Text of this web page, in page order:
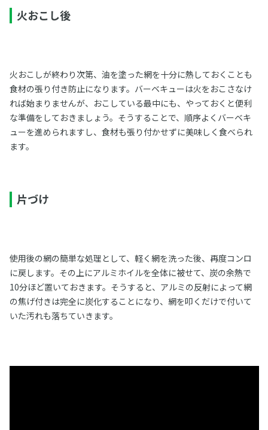
火おこし後
火おこしが終わり次第、油を塗った網を十分に熱しておくことも
食材の張り付き防止になります。バーベキューは火をおこさなけ
れば始まりませんが、おこしている最中にも、やっておくと便利
な準備をしておきましょう。そうすることで、順序よくバーベキ
ューを進められますし、食材も張り付かせずに美味しく食べられ
ます。
片づけ
使用後の網の簡単な処理として、軽く網を洗った後、再度コンロ
に戻します。その上にアルミホイルを全体に被せて、炭の余熱で
10分ほど置いておきます。そうすると、アルミの反射によって網
の焦げ付きは完全に炭化することになり、網を叩くだけで付いて
いた汚れも落ちていきます。